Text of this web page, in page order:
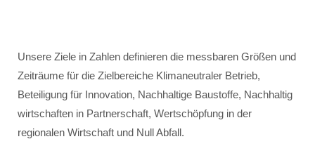
Unsere Ziele in Zahlen definieren die messbaren Größen und
Zeiträume für die Zielbereiche Klimaneutraler Betrieb,
Beteiligung für Innovation, Nachhaltige Baustoffe, Nachhaltig
wirtschaften in Partnerschaft, Wertschöpfung in der
regionalen Wirtschaft und Null Abfall.